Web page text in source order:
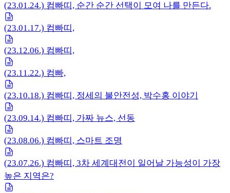
(23.01.24.) 컴빠띠, 순간 순간 선택이 모여 나를 만든다.
(23.01.17.) 컴빠띠,
(23.12.06.) 컴빠띠,
(23.11.22.) 컴빠,
(23.10.18.) 컴빠띠, 정세의 불안전성, 박수홍 이야기
(23.09.14.) 컴빠띠, 가짜 뉴스, 선동
(23.08.06.) 컴빠띠, 스마트 조명
(23.07.26.) 컴빠띠, 3차 세계대전이 일어날 가능성이 가장
높은 지역은?